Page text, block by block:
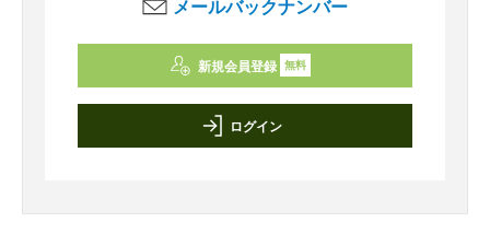
メールバックナンバー
新規会員登録 無料
ログイン